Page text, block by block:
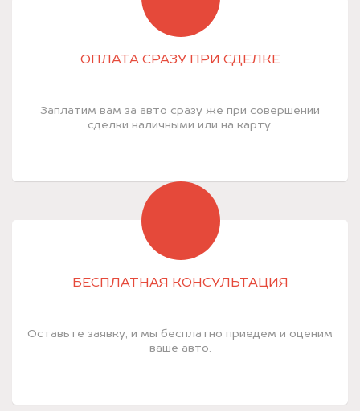
ОПЛАТА СРАЗУ ПРИ СДЕЛКЕ
Заплатим вам за авто сразу же при совершении
сделки наличными или на карту.
БЕСПЛАТНАЯ КОНСУЛЬТАЦИЯ
Оставьте заявку, и мы бесплатно приедем и оценим
ваше авто.